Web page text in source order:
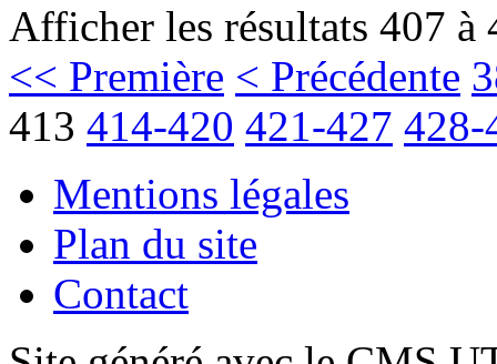
Afficher les résultats 407 à
<< Première < Précédente
413 414-420 421-427 428-
Mentions légales
Plan du site
Contact